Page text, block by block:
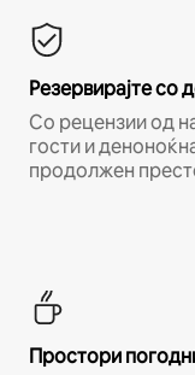
Резервирајте со
Со рецензии од
гости и
продолжен
Простори